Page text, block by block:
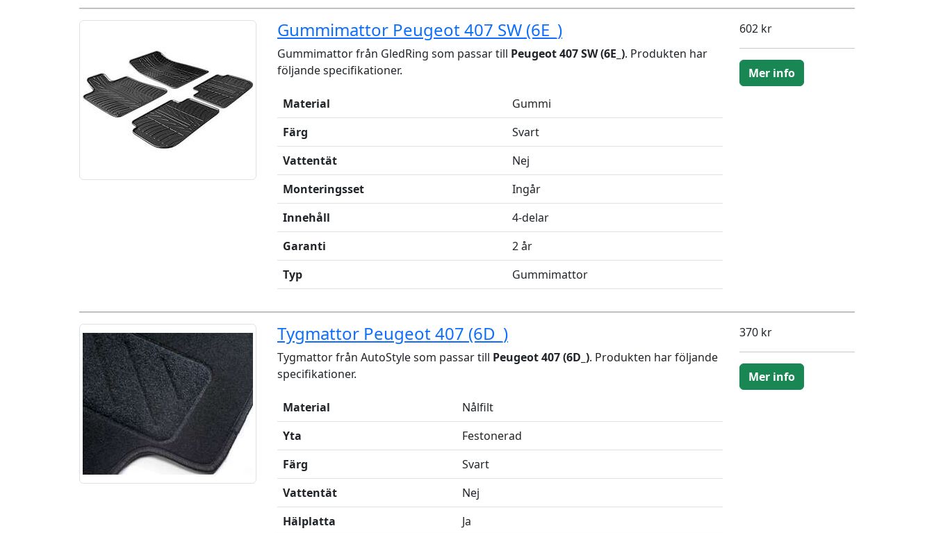
Gummimattor Peugeot 407 SW (6E_)
Gummimattor från GledRing som passar till Peugeot 407 SW (6E_). Produkten har
följande specifikationer.
Material
Gummi
Färg
Svart
Vattentät
Nej
Monteringsset
Ingår
Innehåll
4-delar
Garanti
2 år
Typ
Gummimattor
602 kr
Mer info
Tygmattor Peugeot 407 (6D_)
Tygmattor från AutoStyle som passar till Peugeot 407 (6D_). Produkten har följande
specifikationer.
Material
Nålfilt
Yta
Festonerad
Färg
Svart
Vattentät
Nej
Hälplatta
Ja
370 kr
Mer info